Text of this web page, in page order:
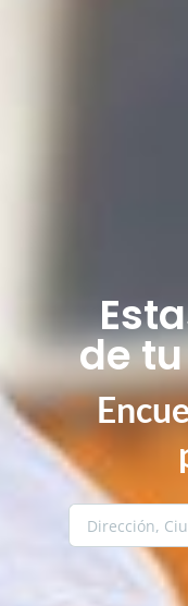
de